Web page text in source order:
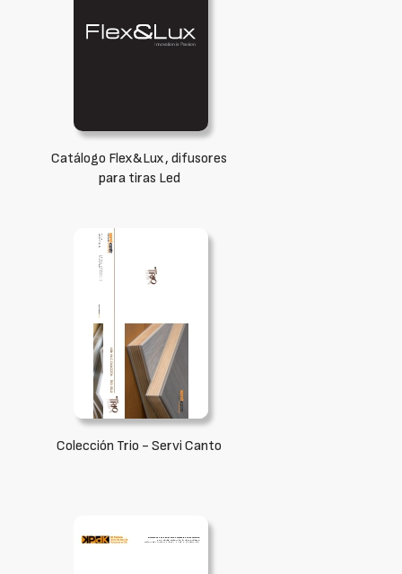
Catálogo Flex&Lux, difusores
para tiras Led
Colección Trio - Servi Canto